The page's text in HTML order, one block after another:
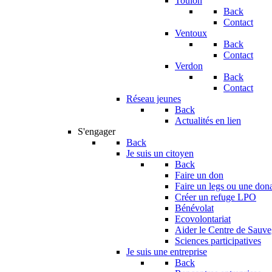
Back
Contact
Ventoux
Back
Contact
Verdon
Back
Contact
Réseau jeunes
Back
Actualités en lien
S'engager
Back
Je suis un citoyen
Back
Faire un don
Faire un legs ou une
Créer un refuge LPO
Bénévolat
Ecovolontariat
Aider le Centre de
Sciences participatives
Je suis une entreprise
Back